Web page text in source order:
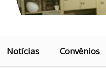
Notícias Convênios